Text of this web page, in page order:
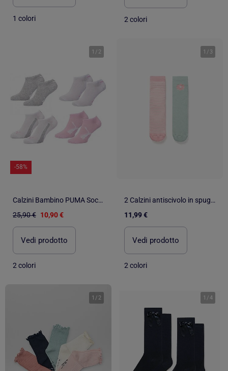
1 colori 2 colori
1 / 2
-58%
Calzini Bambino PUMA Socquettes - Confezione da 4
25,90 € 10,90 €
Vedi prodotto
2 colori
1 / 3
2 Calzini antiscivolo in spugna a righe/fiore
11,99 €
Vedi prodotto
2 colori
1 / 2 1 /4